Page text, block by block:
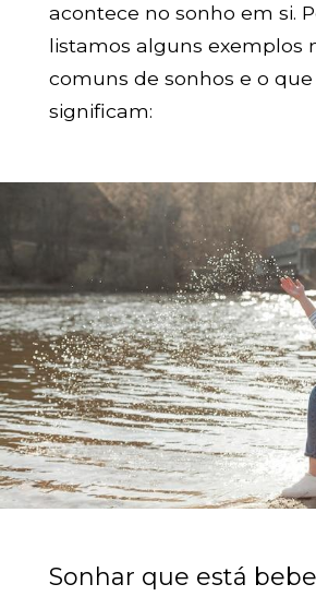
acontece no sonho em si.
listamos alguns exemplos
comuns de sonhos e o que
significam:
Sonhar que está